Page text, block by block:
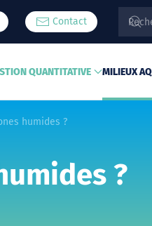
Contact
QUANTITATIVE MILIEUX
humides ?
?